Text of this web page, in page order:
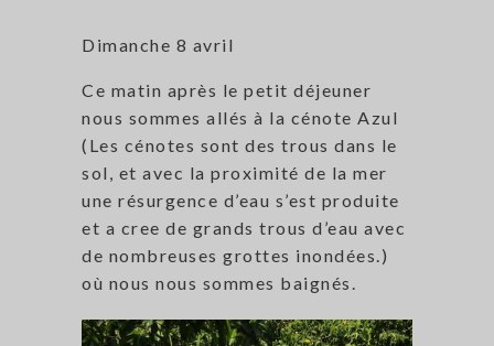
Dimanche 8 avril
Ce matin après le petit déjeuner
nous sommes allés à la cénote Azul
(Les cénotes sont des trous dans le
sol, et avec la proximité de la mer
une résurgence d’eau s’est produite
et a cree de grands trous d’eau avec
de nombreuses grottes inondées.)
où nous nous sommes baignés.